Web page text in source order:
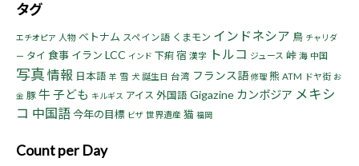
タグ
エチオピア 人物 ベトナム スペイン語 くまモン インドネシア 鳥 チャリダ
ー タイ 食事 イラン LCC インド 下痢 宿 漢字 トルコ ジュース 峠 海 中国
写真 情報 日本語 羊 雪 犬 誕生日 台湾 フランス語 修理 熊 ATM ドヤ街 お
金 豚 牛子ども キルギス アイス 外国語 Gigazine カンボジア メキシ
コ 中国語今年の目標 ビザ 世界遺産 猫 福岡
Count per Day